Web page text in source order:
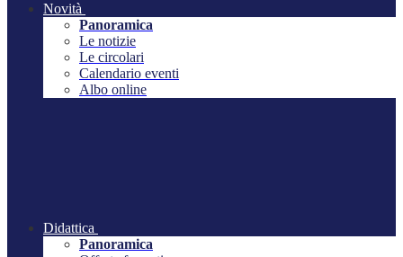
Novità
Panoramica
Le notizie
Le circolari
Calendario eventi
Albo online
Didattica
Panoramica